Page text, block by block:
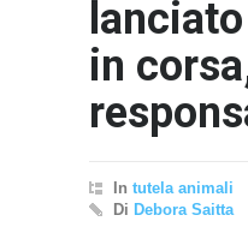
in
In tutela animali
Di Debora Saitta